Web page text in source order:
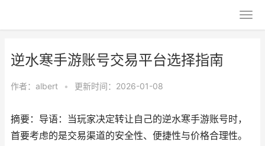
逆水寒手游账号交易平台选择指南
作者： albert • 更新时间：2026-01-08
摘要：导语：当玩家决定转让自己的逆水寒手游账号时，
首要考虑的是交易渠道的安全性、便捷性与价格合理性。